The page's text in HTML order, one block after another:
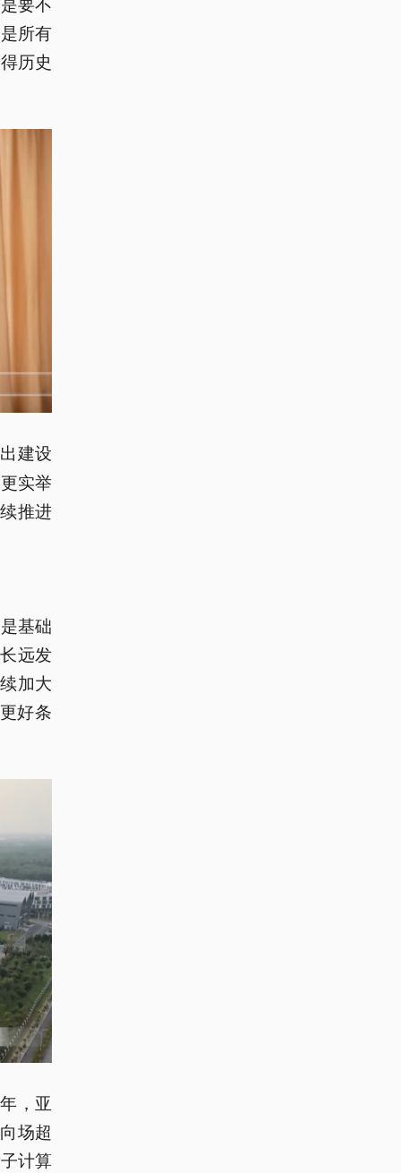
所有
历史
建设
实举
推进
基础
远发
加大
好条
，亚
场超
计算